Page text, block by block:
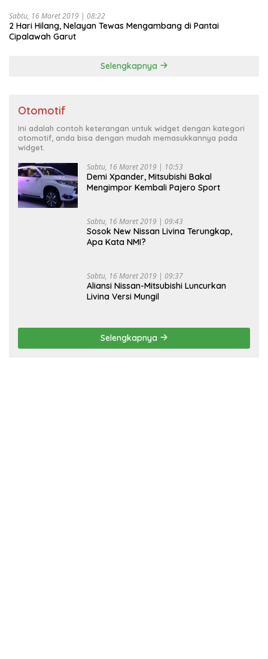
Sabtu, 16 Maret 2019 | 08:22
2 Hari Hilang, Nelayan Tewas Mengambang di Pantai
Cipalawah Garut
Selengkapnya
Otomotif
Ini adalah contoh keterangan untuk widget dengan kategori
otomotif, anda bisa dengan mudah memasukkannya pada
widget.
Sabtu, 16 Maret 2019 | 10:53
Demi Xpander, Mitsubishi Bakal
Mengimpor Kembali Pajero Sport
Sabtu, 16 Maret 2019 | 09:43
Sosok New Nissan Livina Terungkap,
Apa Kata NMI?
Sabtu, 16 Maret 2019 | 09:37
Aliansi Nissan-Mitsubishi Luncurkan
Livina Versi Mungil
Selengkapnya